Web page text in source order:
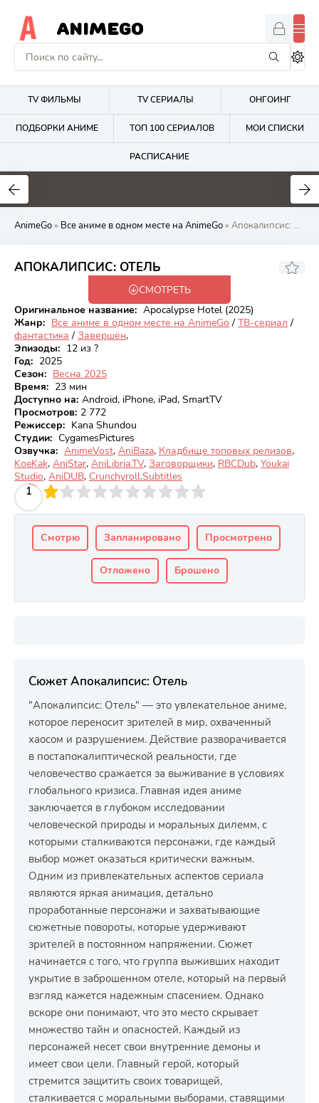
ANIMEGO
TV ФИЛЬМЫ TV СЕРИАЛЫ ОНГОИНГ
ПОДБОРКИ АНИМЕ ТОП 100 СЕРИАЛОВ МОИ СПИСКИ
РАСПИСАНИЕ
1.7
AnimeGo» Все аниме в одном месте на AnimeGo» Апокалипсис: Отель
АПОКАЛИПСИС: ОТЕЛЬ
Закончен
8.04
СМОТРЕТЬ
Оригинальное название: Apocalypse Hotel (2025)
Жанр: Все аниме в одном месте на AnimeGo / ТВ-сериал /
фантастика / Завершён,
Эпизоды: 12 из ?
Год: 2025
Сезон: Весна 2025
Время: 23 мин
Доступно на: Android, iPhone, iPad, SmartTV
Просмотров: 2 772
Режиссер: Kana Shundou
Студии: CygamesPictures
Озвучка: AnimeVost, AniBaza, Кладбище топовых релизов,
KoeKak, AniStar, AniLibria.TV, Заговорщики, RBCDub, Youkai
Studio, AniDUB, Crunchyroll.Subtitles
1
4 5 6 7 8 9 10
Смотрю Запланировано Просмотрено
Отложено Брошено
Сюжет Апокалипсис: Отель
"Апокалипсис: Отель" — это увлекательное аниме,
которое переносит зрителей в мир, охваченный
хаосом и разрушением. Действие разворачивается
в постапокалиптической реальности, где
человечество сражается за выживание в условиях
глобального кризиса. Главная идея аниме
заключается в глубоком исследовании
человеческой природы и моральных дилемм, с
которыми сталкиваются персонажи, где каждый
выбор может оказаться критически важным.
Одним из привлекательных аспектов сериала
являются яркая анимация, детально
проработанные персонажи и захватывающие
сюжетные повороты, которые удерживают
зрителей в постоянном напряжении. Сюжет
начинается с того, что группа выживших находит
укрытие в заброшенном отеле, который на первый
взгляд кажется надежным спасением. Однако
вскоре они понимают, что это место скрывает
множество тайн и опасностей. Каждый из
персонажей несет свои внутренние демоны и
имеет свои цели. Главный герой, который
стремится защитить своих товарищей,
сталкивается с моральными выборами, ставящими